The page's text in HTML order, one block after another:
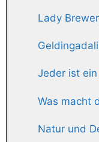
Lady
Jeder ist ein
Was macht
Natur und